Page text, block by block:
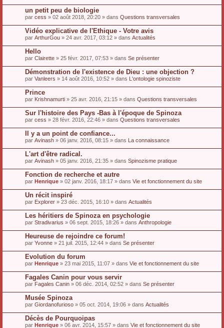
un petit peu de biologie
par cess » 02 août 2018, 20:20 » dans Questions transversales
Vidéo explicative de l'Ethique - Votre avis
par ArthurGou » 24 avr. 2017, 03:12 » dans Actualités
Hello
par Clairette » 25 févr. 2017, 07:53 » dans Se présenter
Démonstration de l'existence de Dieu : une objection ?
par Vanleers » 14 août 2016, 10:52 » dans L'ontologie spinoziste
Prince
par Krishnamurti » 25 avr. 2016, 21:15 » dans Questions transversales
Sur l'histoire des Pays -Bas à l'époque de Spinoza
par cess » 28 févr. 2016, 22:46 » dans Questions transversales
Il y a un point de confiance...
par Avinash » 06 janv. 2016, 08:15 » dans La connaissance
L'art d'être radical.
par Avinash » 05 janv. 2016, 21:35 » dans Spinozisme pratique
Fonction de recherche et autre
par Henrique » 02 janv. 2016, 18:17 » dans Vie et fonctionnement du site
Un récit inspiré
par Explorer » 23 déc. 2015, 16:10 » dans Actualités
Les héritiers de Spinoza en psychologie
par Stradivarius » 06 sept. 2015, 18:26 » dans Anthropologie
Heureuse de rejoindre ce forum!
par Yvonne » 21 juil. 2015, 12:44 » dans Se présenter
Evolution du forum
par Henrique » 23 mai 2015, 11:07 » dans Vie et fonctionnement du site
Fagales Canin pour vous servir
par Fagales Canin » 06 déc. 2014, 02:52 » dans Se présenter
Musée Spinoza
par Giordanofurioso » 05 oct. 2014, 19:06 » dans Actualités
Décès de Pourquoipas
par Henrique » 06 avr. 2014, 15:57 » dans Vie et fonctionnement du site